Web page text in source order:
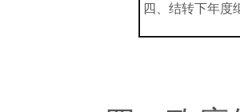
四、结转下年度